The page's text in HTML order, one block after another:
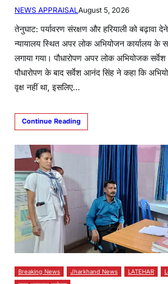
NEWS APPRAISALAugust 5, 2026
तेनुघाट: पर्यावरण संरक्षण और हरियाली को बढ़ावा
न्यायालय स्थित अपर लोक अभियोजन कार्यालय के
लगाया गया। पौधारोपण अपर लोक अभियोजक
पौधारोपण के बाद सर्वेश आनंद सिंह ने कहा कि
वृक्ष नहीं था, इसलिए…
Continue Reading
Breaking News Jharkhand News LATEHAR